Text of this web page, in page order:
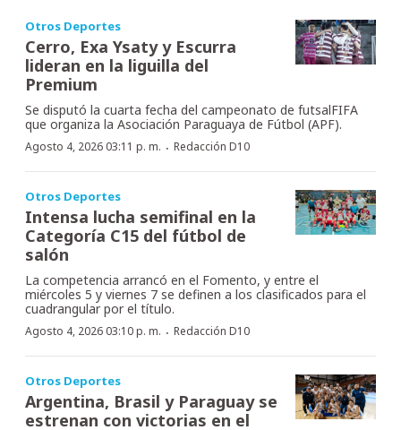
Otros Deportes
Cerro, Exa Ysaty y Escurra
lideran en la liguilla del
Premium
Se disputó la cuarta fecha del campeonato de futsalFIFA
que organiza la Asociación Paraguaya de Fútbol (APF).
Agosto 4, 2026 03:11 p. m. · Redacción D10
Otros Deportes
Intensa lucha semifinal en la
Categoría C15 del fútbol de
salón
La competencia arrancó en el Fomento, y entre el
miércoles 5 y viernes 7 se definen a los clasificados para el
cuadrangular por el título.
Agosto 4, 2026 03:10 p. m. · Redacción D10
Otros Deportes
Argentina, Brasil y Paraguay se
estrenan con victorias en el